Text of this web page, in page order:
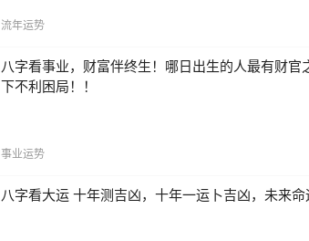
流年运势
八字看事业，财富伴终生！哪日出生的人最有财
下不利困局！！
事业运势
八字看大运 十年测吉凶，十年一运卜吉凶，未来命